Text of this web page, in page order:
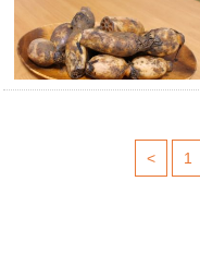
< 1